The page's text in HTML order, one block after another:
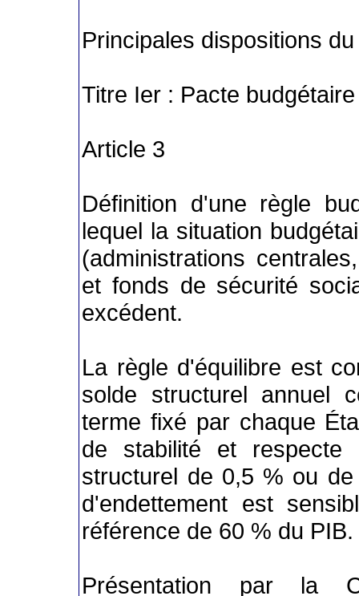
Principales dispositions
Titre Ier : Pacte budgétaire
Article 3
Définition d'une règle
lequel la situation
(administrations
et fonds de sécurité
excédent.
La règle d'équilibre est
solde structurel annuel
terme fixé par chaque
de stabilité et respecte
structurel de 0,5 % ou
d'endettement est
référence de 60 % du PIB.
Présentation par la